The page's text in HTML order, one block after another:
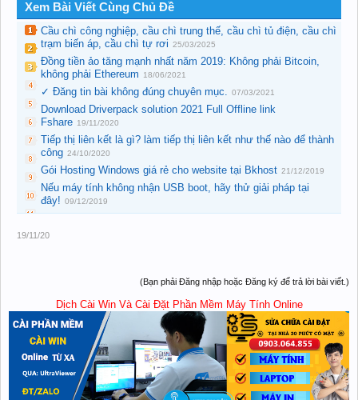
Xem Bài Viết Cùng Chủ Đề
Cầu chì công nghiệp, cầu chì trung thế, cầu chì tủ điện, cầu chì
trạm biến áp, cầu chì tự rơi 25/03/2025
Đồng tiền ảo tăng mạnh nhất năm 2019: Không phải Bitcoin,
không phải Ethereum
18/06/2021
✓ Đăng tin bài không đúng chuyên mục. 07/03/2021
Download Driverpack solution 2021 Full Offline link
Fshare 19/11/2020
Tiếp thị liên kết là gì? làm tiếp thị liên kết như thế nào để thành
công 24/10/2020
Gói Hosting Windows giá rẻ cho website tại Bkhost 21/12/2019
Nếu máy tính không nhận USB boot, hãy thử giải pháp tại
đây! 09/12/2019
19/11/20
(Bạn phải Đăng nhập hoặc Đăng ký để trả lời bài viết.)
Dịch Cài Win Và Cài Đặt Phần Mềm Máy Tính Online